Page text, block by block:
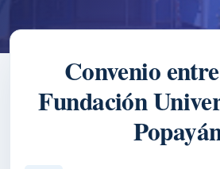
Convenio
Fundación